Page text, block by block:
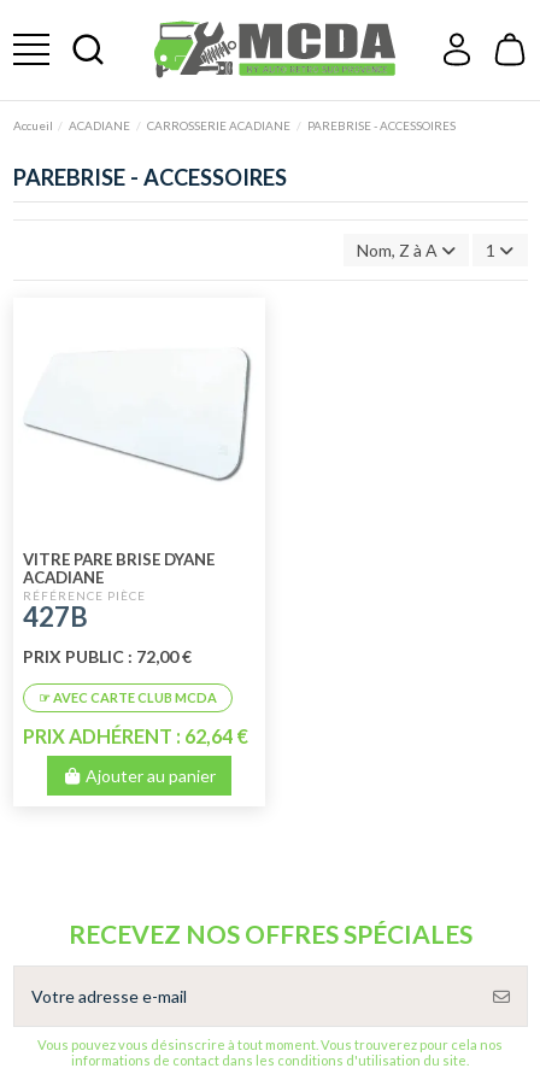
Accueil ACADIANE CARROSSERIE ACADIANE PAREBRISE - ACCESSOIRES
PAREBRISE - ACCESSOIRES
Nom, Z à A 1
VITRE PARE BRISE DYANE
ACADIANE
427B
PRIX PUBLIC : 72,00 €
PRIX ADHÉRENT : 62,64 €
Ajouter au panier
RECEVEZ NOS OFFRES SPÉCIALES
Vous pouvez vous désinscrire à tout moment. Vous trouverez pour cela nos
informations de contact dans les conditions d'utilisation du site.